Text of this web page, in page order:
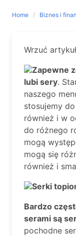
Home Biznes i
Wrzuć
Zapewne
lubi sery.
naszego
stosujemy
również i w
do różnego
mogą
mogą się
również i
Serki
Bardzo
serami są
pochodne